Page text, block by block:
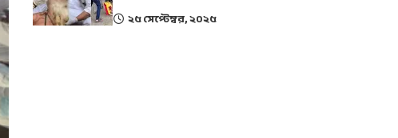
২৫ সেপ্টেম্বর, ২০২৫